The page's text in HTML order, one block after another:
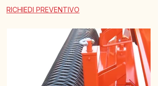
RICHIEDI PREVENTIVO